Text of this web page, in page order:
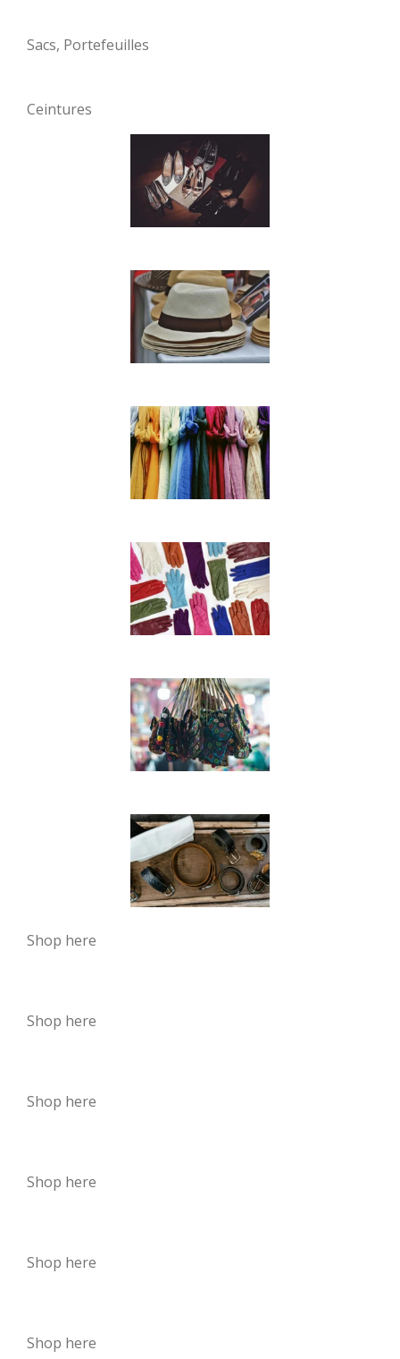
Sacs, Portefeuilles
Ceintures
Shop here
Shop here
Shop here
Shop here
Shop here
Shop here